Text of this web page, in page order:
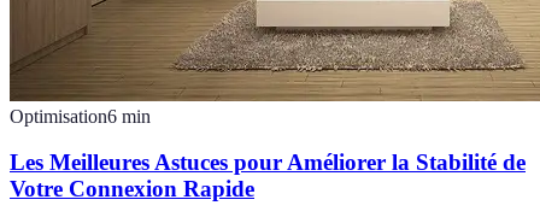
Optimisation6 min
Les Meilleures Astuces pour Améliorer la Stabilité de
Votre Connexion Rapide